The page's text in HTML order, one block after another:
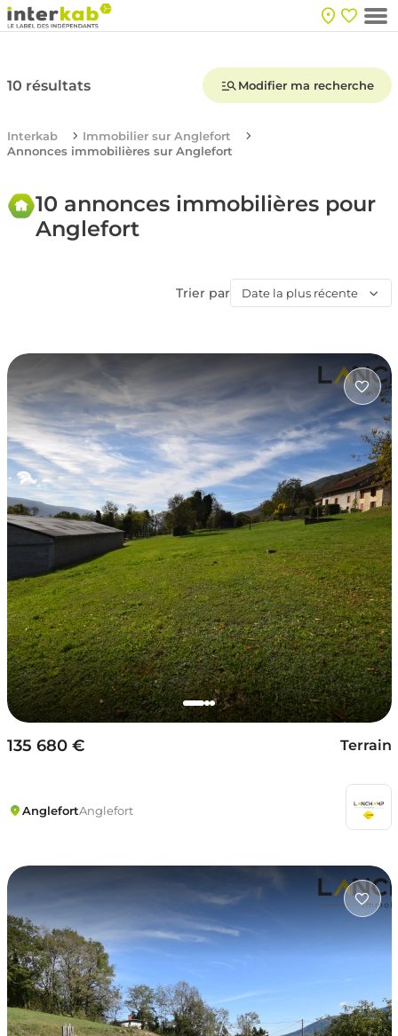
10 résultats Modifier ma recherche
Interkab
Immobilier sur Anglefort
Annonces immobilières sur Anglefort
10 annonces immobilières pour
Anglefort
Trier par Date la plus récente
135 680 € Terrain
AnglefortAnglefort